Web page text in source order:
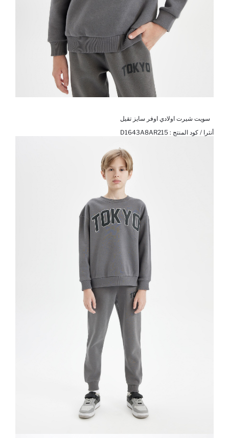
سويت شيرت اولادي اوفر سايز تقيل
أنثرا / كود المنتج : D1643A8AR215